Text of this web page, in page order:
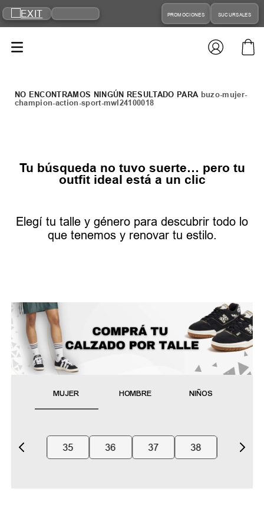
PROMOCIONES SUCURSALES
buzo-mujer-
champion-action-sport-mwl24100018
Tu búsqueda no tuvo suerte… pero tu
outfit ideal está a un clic
Elegí tu talle y género para descubrir todo lo
que tenemos y renovar tu estilo.
MUJER HOMBRE NIÑOS
35 36 37 38